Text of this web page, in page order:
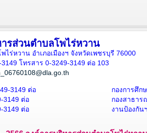
รส่วนตำบลโพไร่หวาน
ไร่หวาน อำเภอเมืองฯ จังหวัดเพชรบุรี 76000
โทรสาร 0-3249-3149 ต่อ 103
3149 ต่อ
3149 ต่อ
3149 ต่อ
กองการศึก
กองสาธาร
งานป้องกัน